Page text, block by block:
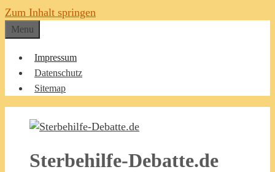
Zum Inhalt springen
Menu
Impressum
Datenschutz
Sitemap
Sterbehilfe-Debatte.de